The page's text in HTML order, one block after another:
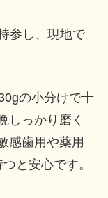
参し、現地で
の小分けで十
しっかり磨く
感歯用や薬用
と安心です。